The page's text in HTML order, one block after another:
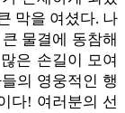
막을 여셨다. 나
물결에 동참해
은 손길이 모여
의 영웅적인 행
다! 여러분의 선